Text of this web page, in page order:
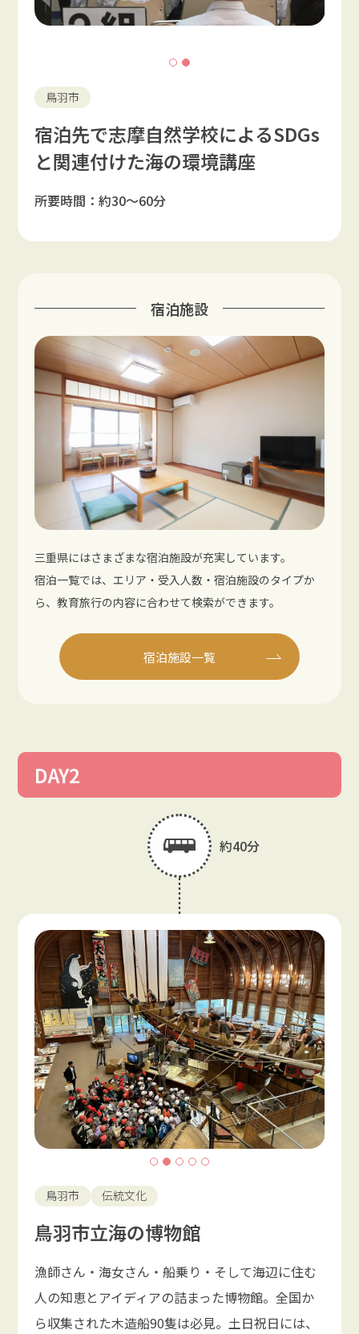
鳥羽市
宿泊先で志摩自然学校によるSDGs
と関連付けた海の環境講座
所要時間：約30〜60分
宿泊施設
三重県にはさまざまな宿泊施設が充実しています。
宿泊一覧では、エリア・受入人数・宿泊施設のタイプか
ら、教育旅行の内容に合わせて検索ができます。
宿泊施設一覧
DAY2
約40分
鳥羽市 伝統文化
鳥羽市立海の博物館
漁師さん・海女さん・船乗り・そして海辺に住む
人の知恵とアイディアの詰まった博物館。全国か
ら収集された木造船90隻は必見。土日祝日には、